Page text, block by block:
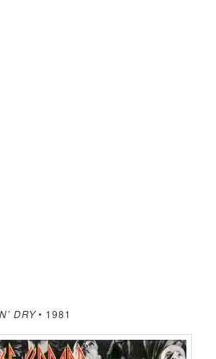
DRY• 1981